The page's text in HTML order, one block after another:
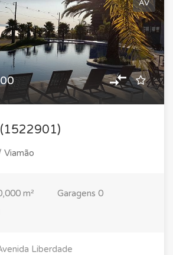
AV
Viamão
m² Garagens 0
Liberdade